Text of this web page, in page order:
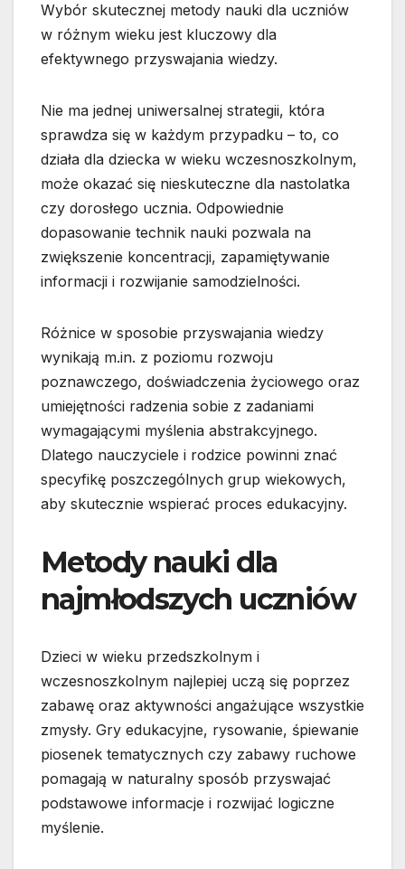
Wybór skutecznej metody nauki dla uczniów
w różnym wieku jest kluczowy dla
efektywnego przyswajania wiedzy.
Nie ma jednej uniwersalnej strategii, która
sprawdza się w każdym przypadku – to, co
działa dla dziecka w wieku wczesnoszkolnym,
może okazać się nieskuteczne dla nastolatka
czy dorosłego ucznia. Odpowiednie
dopasowanie technik nauki pozwala na
zwiększenie koncentracji, zapamiętywanie
informacji i rozwijanie samodzielności.
Różnice w sposobie przyswajania wiedzy
wynikają m.in. z poziomu rozwoju
poznawczego, doświadczenia życiowego oraz
umiejętności radzenia sobie z zadaniami
wymagającymi myślenia abstrakcyjnego.
Dlatego nauczyciele i rodzice powinni znać
specyfikę poszczególnych grup wiekowych,
aby skutecznie wspierać proces edukacyjny.
Metody nauki dla
najmłodszych uczniów
Dzieci w wieku przedszkolnym i
wczesnoszkolnym najlepiej uczą się poprzez
zabawę oraz aktywności angażujące wszystkie
zmysły. Gry edukacyjne, rysowanie, śpiewanie
piosenek tematycznych czy zabawy ruchowe
pomagają w naturalny sposób przyswajać
podstawowe informacje i rozwijać logiczne
myślenie.